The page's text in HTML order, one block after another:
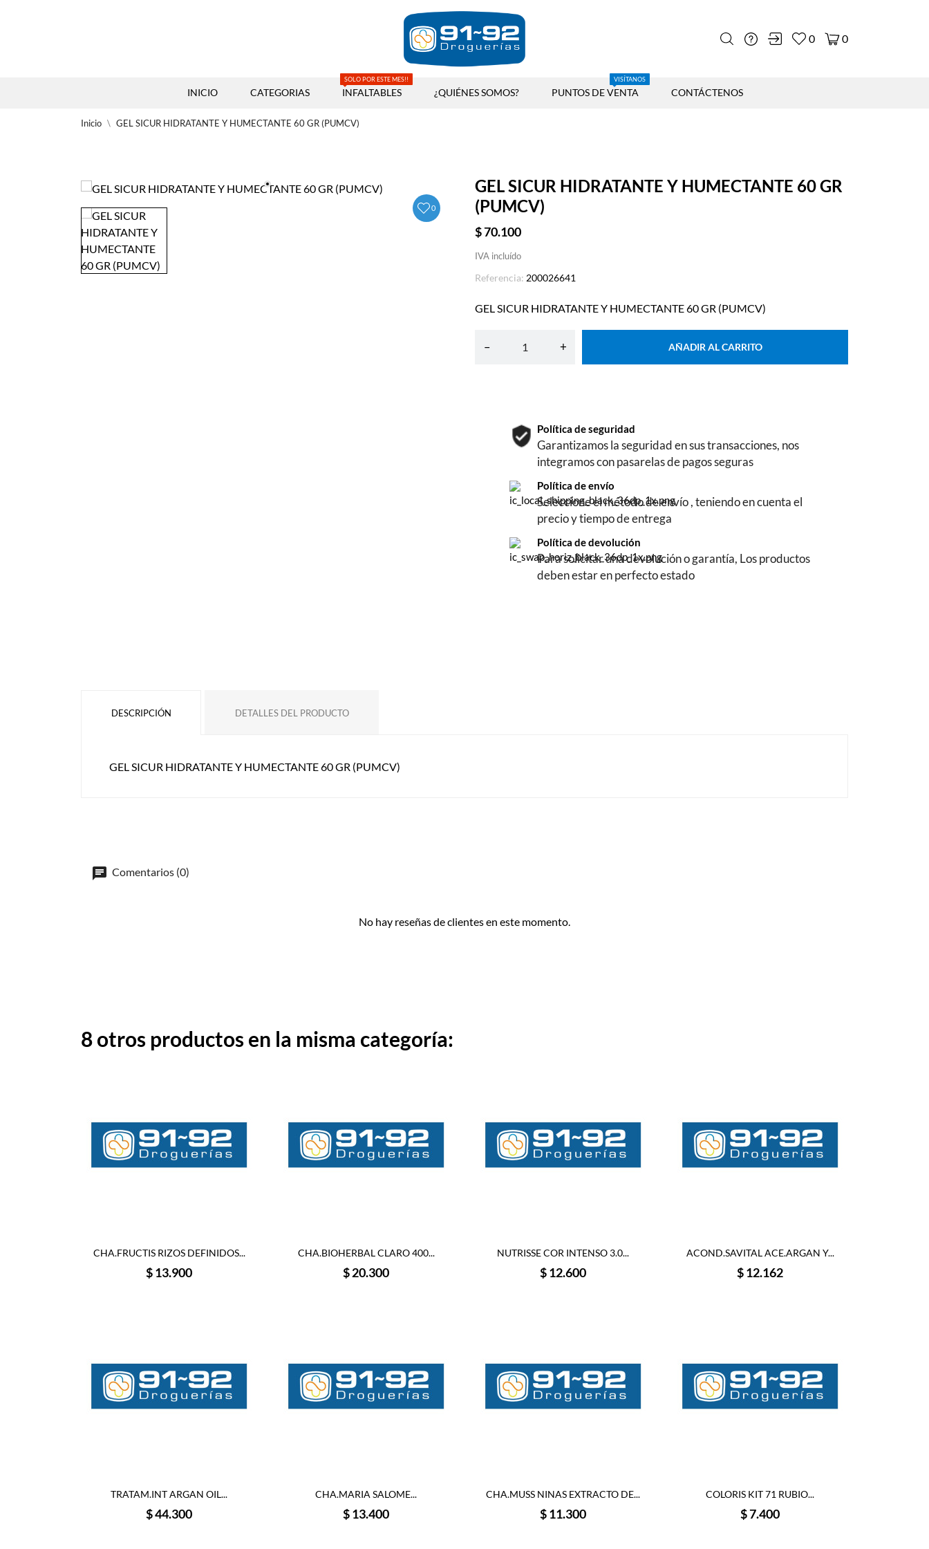
0 0
INICIO CATEGORIAS INFALTABLES
SOLO POR ESTE MES!!
¿QUIÉNES SOMOS? PUNTOS DE VENTA
VISÍTANOS
CONTÁCTENOS
Inicio GEL SICUR HIDRATANTE Y HUMECTANTE 60 GR (PUMCV)
0
GEL SICUR HIDRATANTE Y HUMECTANTE 60 GR
(PUMCV)
$ 70.100
IVA incluído
Referencia: 200026641
GEL SICUR HIDRATANTE Y HUMECTANTE 60 GR (PUMCV)
– + AÑADIR AL CARRITO
Política de seguridad
Garantizamos la seguridad en sus transacciones, nos
integramos con pasarelas de pagos seguras
Política de envío
Seleccione el método de envío , teniendo en cuenta el
precio y tiempo de entrega
Política de devolución
Para solicitar una devolución o garantía, Los productos
deben estar en perfecto estado
DESCRIPCIÓN DETALLES DEL PRODUCTO
GEL SICUR HIDRATANTE Y HUMECTANTE 60 GR (PUMCV)
Comentarios (0)
No hay reseñas de clientes en este momento.
8 otros productos en la misma categoría:
CHA.FRUCTIS RIZOS DEFINIDOS...
Precio
$ 13.900
CHA.BIOHERBAL CLARO 400...
Precio
$ 20.300
NUTRISSE COR INTENSO 3.0...
Precio
$ 12.600
ACOND.SAVITAL ACE.ARGAN Y...
Precio
$ 12.162
TRATAM.INT ARGAN OIL...
Precio
$ 44.300
CHA.MARIA SALOME...
Precio
$ 13.400
CHA.MUSS NINAS EXTRACTO DE...
Precio
$ 11.300
COLORIS KIT 71 RUBIO...
Precio
$ 7.400